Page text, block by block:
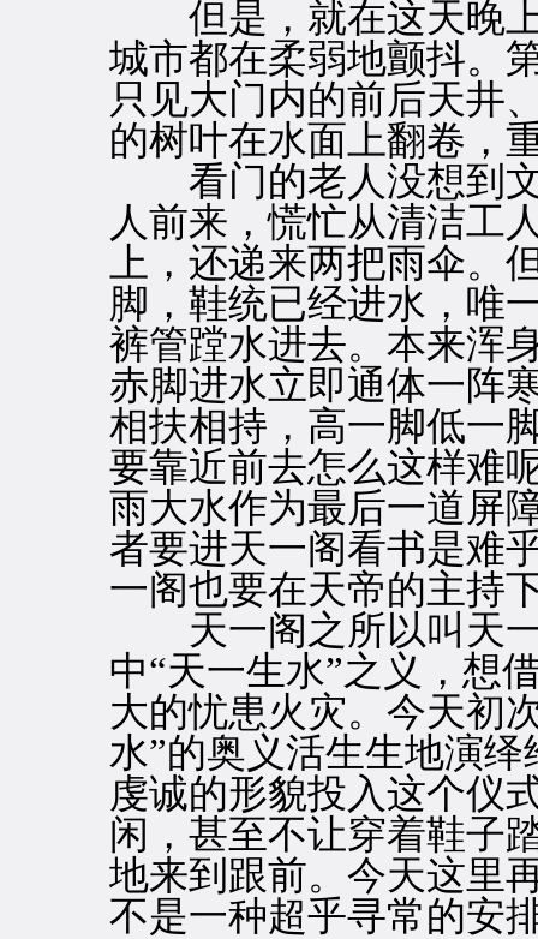
但是，就在这天晚上
城市都在柔弱地颤抖。
只见大门内的前后天井
的树叶在水面上翻卷，
看门的老人没想到文
人前来，慌忙从清洁工
上，还递来两把雨伞。
脚，鞋统已经进水，唯
裤管蹚水进去。本来浑
赤脚进水立即通体一阵
相扶相持，高一脚低一
要靠近前去怎么这样难
雨大水作为最后一道屏
者要进天一阁看书是难
一阁也要在天帝的主持
天一阁之所以叫天一
中“天一生水”之义，想
大的忧患火灾。今天初
水”的奥义活生生地演
虔诚的形貌投入这个仪
闲，甚至不让穿着鞋子
地来到跟前。今天这里
不是一种超乎寻常的安